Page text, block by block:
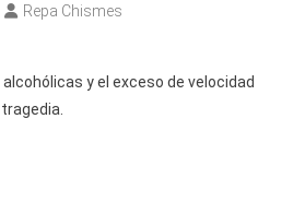
Repa Chismes
y el exceso de velocidad